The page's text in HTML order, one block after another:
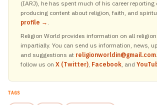
(IARJ), he has spent much of his career reporting
producing content about religion, faith, and
profile →
Religion World provides information on all
impartially. You can send us information, news,
and suggestions at religionworldin@gmail.com
follow us on X (Twitter) Facebook , and
TAGS